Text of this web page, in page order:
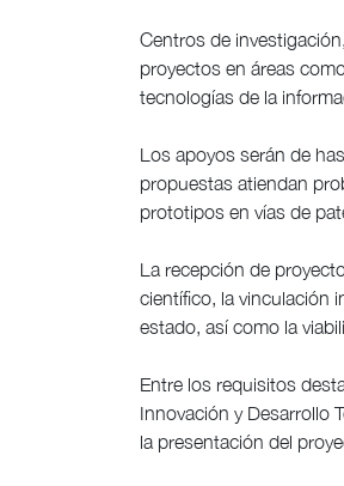
Centros de
proyectos en áreas
tecnologías de la
Los apoyos serán de
propuestas atiendan
prototipos en vías de
La recepción de
científico, la vinculación
estado, así como la
Entre los requisitos
Innovación y Desarrollo
la presentación del